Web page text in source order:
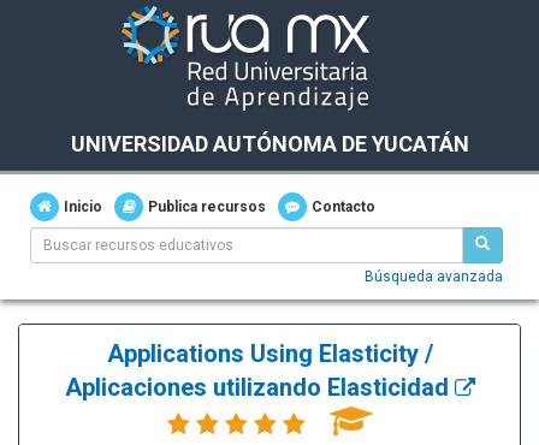
UNIVERSIDAD AUTÓNOMA DE YUCATÁN
Inicio Publica recursos Contacto
Búsqueda avanzada
Applications Using Elasticity /
Aplicaciones utilizando Elasticidad